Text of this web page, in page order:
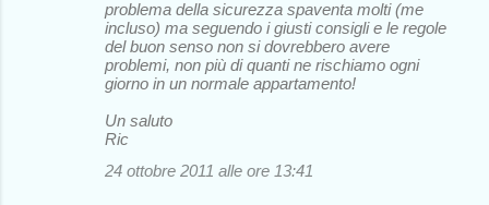
problema della sicurezza spaventa molti (me
incluso) ma seguendo i giusti consigli e le regole
del buon senso non si dovrebbero avere
problemi, non più di quanti ne rischiamo ogni
giorno in un normale appartamento!
Un saluto
Ric
24 ottobre 2011 alle ore 13:41